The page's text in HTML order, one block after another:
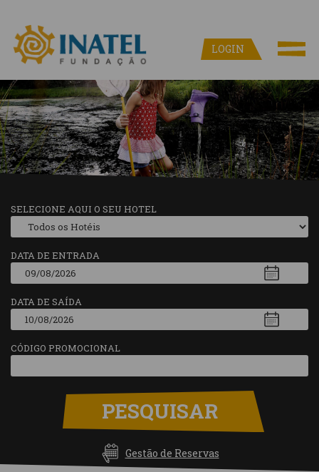
LOGIN
SELECIONE AQUI O SEU HOTEL
DATA DE ENTRADA
DATA DE SAÍDA
CÓDIGO PROMOCIONAL
PESQUISAR
Gestão de Reservas